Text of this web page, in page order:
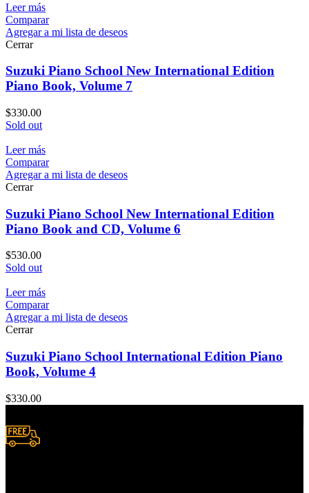
Leer más
Comparar
Agregar a mi lista de deseos
Cerrar
Suzuki Piano School New International Edition
Piano Book, Volume 7
$330.00
Sold out
Leer más
Comparar
Agregar a mi lista de deseos
Cerrar
Suzuki Piano School New International Edition
Piano Book and CD, Volume 6
$530.00
Sold out
Leer más
Comparar
Agregar a mi lista de deseos
Cerrar
Suzuki Piano School International Edition Piano
Book, Volume 4
$330.00